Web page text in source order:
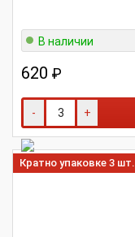
В наличии
620 ₽
- +
Кратно упаковке 3 шт.